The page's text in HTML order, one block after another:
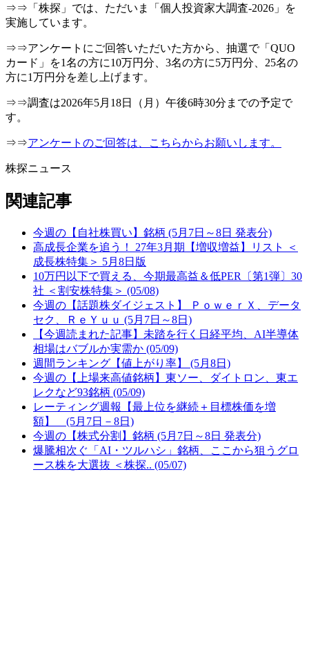
⇒⇒「株探」では、ただいま「個人投資家大調査-2026」を
実施しています。
⇒⇒アンケートにご回答いただいた方から、抽選で「QUO
カード」を1名の方に10万円分、3名の方に5万円分、25名の
方に1万円分を差し上げます。
⇒⇒調査は2026年5月18日（月）午後6時30分までの予定で
す。
⇒⇒アンケートのご回答は、こちらからお願いします。
株探ニュース
関連記事
今週の【自社株買い】銘柄 (5月7日～8日 発表分)
高成長企業を追う！ 27年3月期【増収増益】リスト ＜
成長株特集＞ 5月8日版
10万円以下で買える、今期最高益＆低PER〔第1弾〕30
社 ＜割安株特集＞ (05/08)
今週の【話題株ダイジェスト】 ＰｏｗｅｒＸ、データ
セク、ＲｅＹｕｕ (5月7日～8日)
【今週読まれた記事】未踏を行く日経平均、AI半導体
相場はバブルか実需か (05/09)
週間ランキング【値上がり率】 (5月8日)
今週の【上場来高値銘柄】東ソー、ダイトロン、東エ
レクなど93銘柄 (05/09)
レーティング週報【最上位を継続＋目標株価を増
額】 (5月7日－8日)
今週の【株式分割】銘柄 (5月7日～8日 発表分)
爆騰相次ぐ「AI・ツルハシ」銘柄、ここから狙うグロ
ース株を大選抜 ＜株探.. (05/07)